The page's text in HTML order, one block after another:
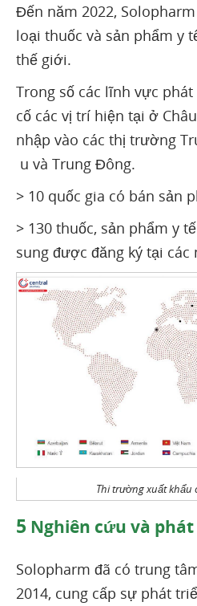
Đến năm 2022,
loại thuốc và sản phẩm y
thế giới.
Trong số các lĩnh vực
cố các vị trí hiện tại ở
nhập vào các thị trường
u và Trung Đông.
> 10 quốc gia có bán sản
> 130 thuốc, sản phẩm y
sung được đăng ký tại
Thi trường xuất khẩu
5 Nghiên cứu và
Solopharm đã có trung
2014, cung cấp sự phát